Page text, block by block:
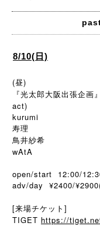
8/10(日)
(昼)
『光太郎大阪出張企画』
act)
kurumi
寿理
鳥井紗希
wAtA
open/start 12:00/
adv/day ¥2400/
[来場チケット]
TIGET https://